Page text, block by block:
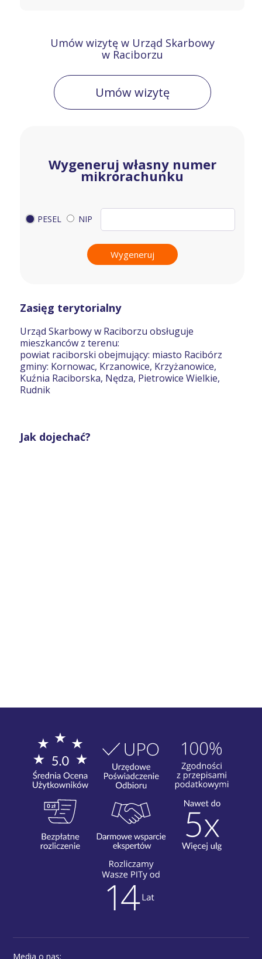
Umów wizytę w Urząd Skarbowy
w Raciborzu
Umów wizytę
Wygeneruj własny numer
mikrorachunku
PESEL NIP
Wygeneruj
Zasięg terytorialny
Urząd Skarbowy w Raciborzu obsługuje
mieszkanców z terenu:
powiat raciborski obejmujący: miasto Racibórz
gminy: Kornowac, Krzanowice, Krzyżanowice,
Kuźnia Raciborska, Nędza, Pietrowice Wielkie,
Rudnik
Jak dojechać?
Media o nas: